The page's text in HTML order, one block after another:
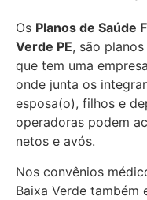
Os Planos de Saúde
Verde PE, são
que tem uma
onde junta os
esposa(o), filhos e
operadoras podem
netos e avós.
Nos convênios
Baixa Verde